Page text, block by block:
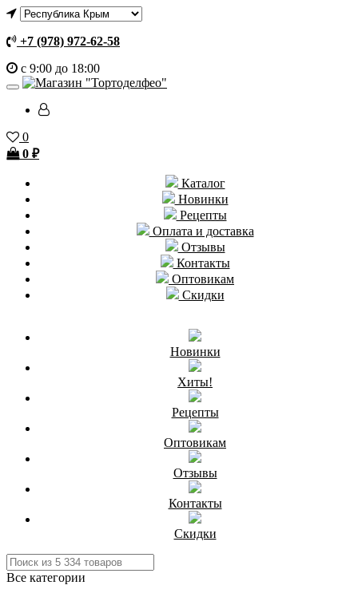
+7 (978) 972-62-58
с 9:00 до 18:00
0
0 ₽
Каталог
Новинки
Рецепты
Оплата и доставка
Отзывы
Контакты
Оптовикам
Скидки
Новинки
Хиты!
Рецепты
Оптовикам
Отзывы
Контакты
Скидки
Все категории